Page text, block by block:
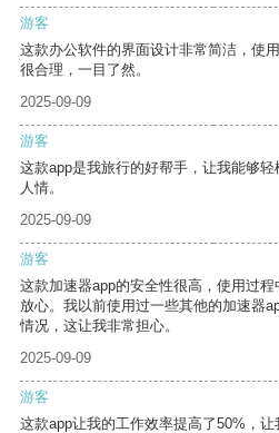
游客
这款办公软件的界面设计非常简洁，使
很合理，一目了然。
2025-09-09
游客
这款app是我旅行的好帮手，让我能够
人情。
2025-09-09
游客
这款加速器app的安全性很高，使用过
放心。我以前使用过一些其他的加速器
情况，这让我非常担心。
2025-09-09
游客
这款app让我的工作效率提高了50%，让